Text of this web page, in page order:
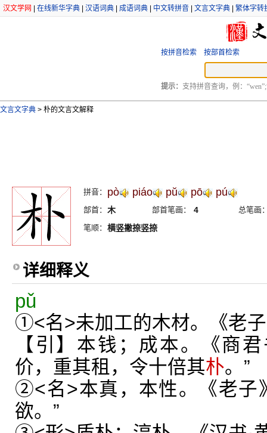
汉文学网 在线新华字典 汉语词典 成语词典 中文转拼音 文言文字典 繁体字转
按拼音检索 按部首检索
提示： 支持拼音查询，例：
文言文字典 > 朴的文言文解释
拼音： pò piáo pŭ pō pú
部首： 木 部首笔画： 4
总笔画
笔顺： 横竖撇捺竖捺
详细释义
pǔ
①<名>未加工的木材。《老子
【引】本钱；成本。《商
价，重其租，令十倍其朴。”
②<名>本真，本性。《老子
欲。”